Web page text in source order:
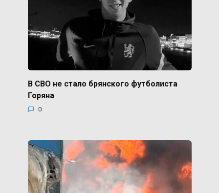
В СВО не стало брянского футболиста
Горяна
0